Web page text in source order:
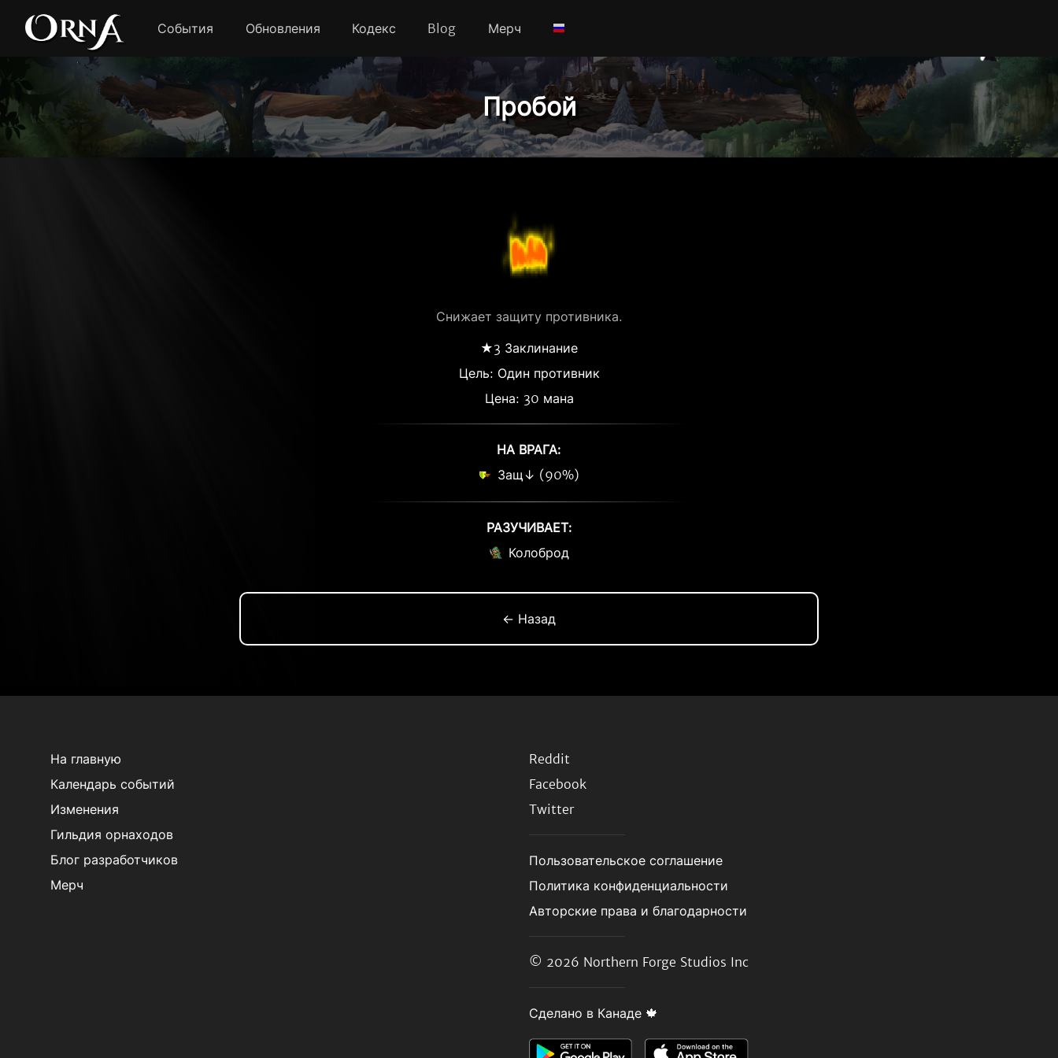
События Обновления Кодекс Blog Мерч
Пробой
Снижает защиту противника.
★3 Заклинание
Цель: Один противник
Цена: 30 мана
НА ВРАГА:
Защ↓ (90%)
РАЗУЧИВАЕТ:
Колоброд
← Назад
На главную
Календарь событий
Изменения
Гильдия орнаходов
Блог разработчиков
Мерч
Reddit
Facebook
Twitter
Пользовательское соглашение
Политика конфиденциальности
Авторские права и благодарности
© 2026 Northern Forge Studios Inc
Сделано в Канаде 🍁